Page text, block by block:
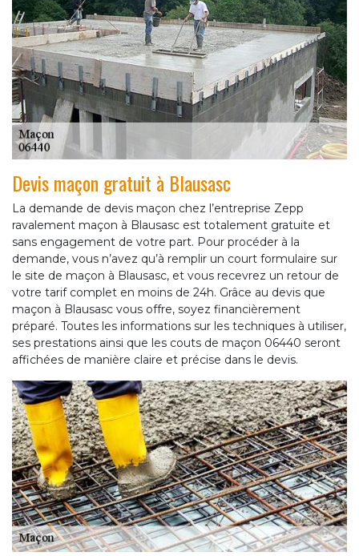
Devis maçon gratuit à Blausasc
La demande de devis maçon chez l’entreprise Zepp
ravalement maçon à Blausasc est totalement gratuite et
sans engagement de votre part. Pour procéder à la
demande, vous n’avez qu’à remplir un court formulaire sur
le site de maçon à Blausasc, et vous recevrez un retour de
votre tarif complet en moins de 24h. Grâce au devis que
maçon à Blausasc vous offre, soyez financièrement
préparé. Toutes les informations sur les techniques à utiliser,
ses prestations ainsi que les couts de maçon 06440 seront
affichées de manière claire et précise dans le devis.